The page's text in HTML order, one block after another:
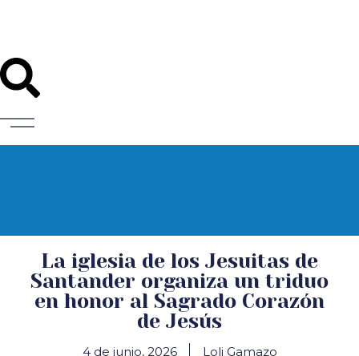
La iglesia de los Jesuitas de
Santander organiza un triduo
en honor al Sagrado Corazón
de Jesús
4 de junio, 2026 Loli Gamazo